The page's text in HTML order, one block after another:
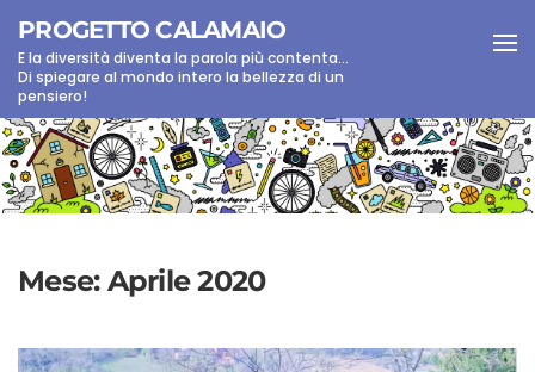
Skip to main content
PROGETTO CALAMAIO
E la diversità diventa la parola più contenta...
Di spiegare al mondo intero la bellezza di un
pensiero!
Mese: Aprile 2020